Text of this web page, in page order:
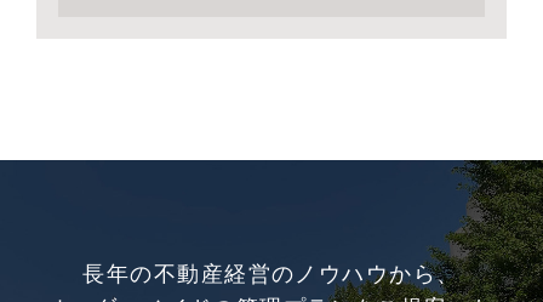
長年の不動産経営のノウハウから、